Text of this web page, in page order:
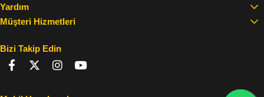
Yardım
Müşteri Hizmetleri
Bizi Takip Edin